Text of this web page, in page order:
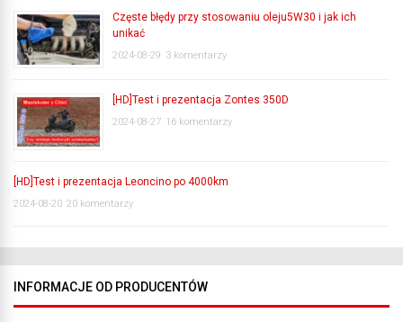
Częste błędy przy stosowaniu oleju5W30 i jak ich
unikać
2024-08-29 3 komentarzy
[HD]Test i prezentacja Zontes 350D
2024-08-27 16 komentarzy
[HD]Test i prezentacja Leoncino po 4000km
2024-08-20 20 komentarzy
INFORMACJE OD PRODUCENTÓW